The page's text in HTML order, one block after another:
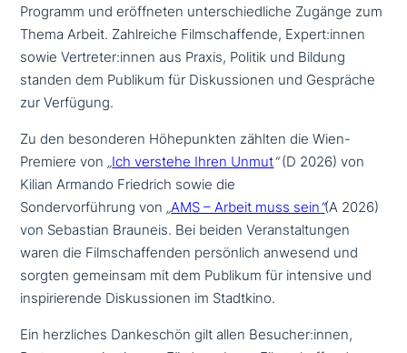
Programm und eröff­ne­ten unter­schied­li­che Zugänge zum
Thema Arbeit. Zahlreiche Filmschaffende, Expert:innen
sowie Vertreter:innen aus Praxis, Politik und Bildung
standen dem Publikum für Diskussionen und Gespräche
zur Verfügung.
Zu den beson­de­ren Höhepunkten zählten die Wien-
Premiere von „Ich verstehe Ihren Unmut“(D 2026) von
Kilian Armando Friedrich sowie die
Sondervorführung von „AMS – Arbeit muss sein“(A 2026)
von Sebastian Brauneis. Bei beiden Veranstaltungen
waren die Filmschaffenden per­sön­lich anwesend und
sorgten gemeinsam mit dem Publikum für intensive und
inspi­rie­ren­de Diskussionen im Stadtkino.
Ein herz­li­ches Dankeschön gilt allen Besucher:innen,